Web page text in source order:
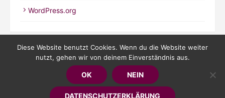
WordPress.org
© 2026 Kathrineverdeen
Powered by WordPress / Theme by Design Lab
Diese Website benutzt Cookies. Wenn du die Website weiter
nutzt, gehen wir von deinem Einverständnis aus.
OK NEIN
DATENSCHUTZERKLÄRUNG